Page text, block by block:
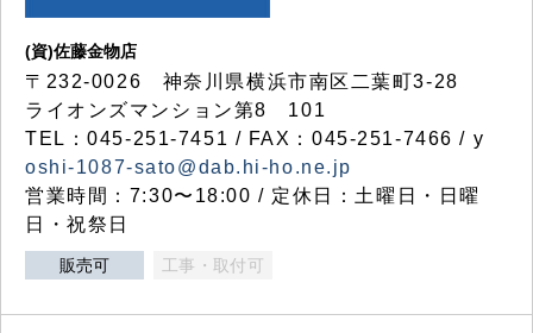
(資)佐藤金物店
〒232-0026 神奈川県横浜市南区二葉町3-28
ライオンズマンション第8 101
TEL：045-251-7451 / FAX：045-251-7466 / y
oshi-1087-sato@dab.hi-ho.ne.jp
営業時間：7:30〜18:00 / 定休日：土曜日・日曜
日・祝祭日
販売可 工事・取付可